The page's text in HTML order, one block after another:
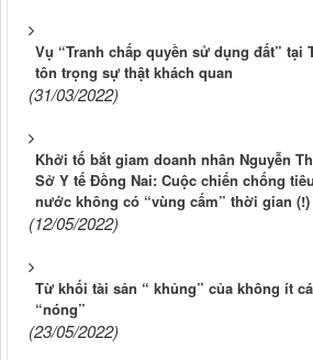
Vụ “Tranh chấp quyền sử dụng đất” tại
tôn trọng sự thật khách quan
(31/03/2022)
Khởi tố bắt giam doanh nhân Nguyễn
Sở Y tế Đồng Nai: Cuộc chiến chống
nước không có “vùng cấm” thời gian (!)
(12/05/2022)
Từ khối tài sản “ khủng” của không ít
“nóng”
(23/05/2022)